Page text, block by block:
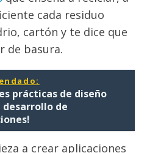
cada residuo
cartón y te dice que
de basura.
prácticas de diseño
desarrollo de
a crear aplicaciones